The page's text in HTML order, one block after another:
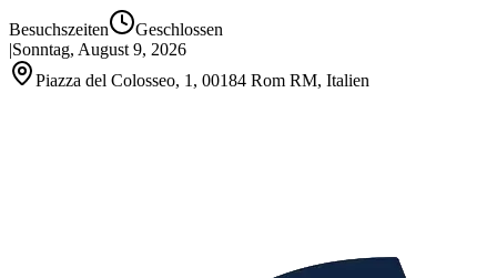
Besuchszeiten
Geschlossen
|Sonntag, August 9, 2026
Piazza del Colosseo, 1, 00184 Rom RM, Italien